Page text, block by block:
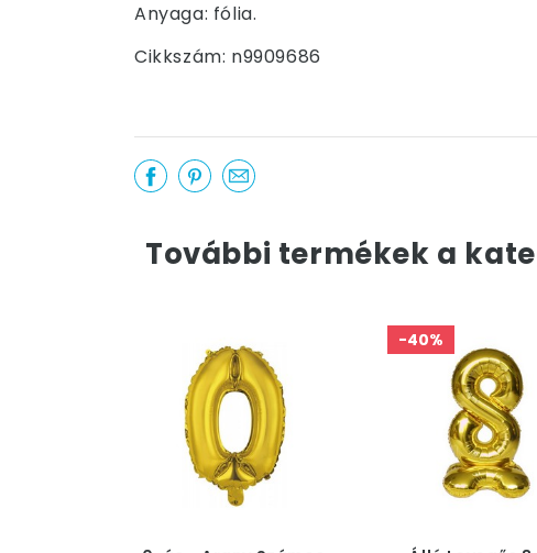
Anyaga: fólia.
Cikkszám: n9909686
További termékek a
-40%